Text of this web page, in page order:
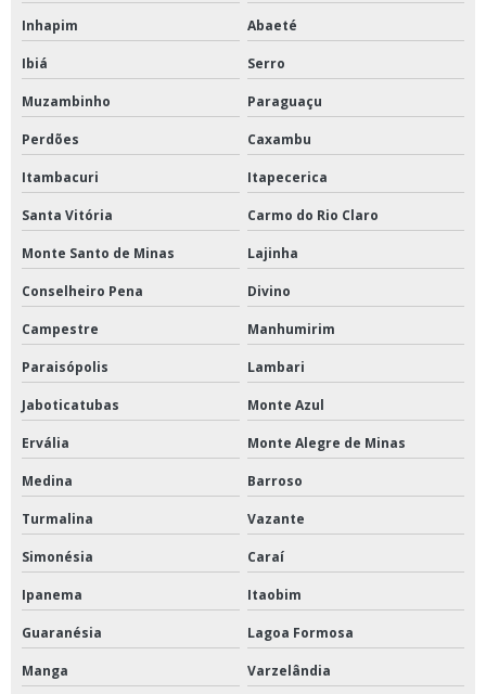
Inhapim Abaeté
Ibiá Serro
Muzambinho Paraguaçu
Perdões Caxambu
Itambacuri Itapecerica
Santa Vitória Carmo do Rio Claro
Monte Santo de Minas Lajinha
Conselheiro Pena Divino
Campestre Manhumirim
Paraisópolis Lambari
Jaboticatubas Monte Azul
Ervália Monte Alegre de Minas
Medina Barroso
Turmalina Vazante
Simonésia Caraí
Ipanema Itaobim
Guaranésia Lagoa Formosa
Manga Varzelândia